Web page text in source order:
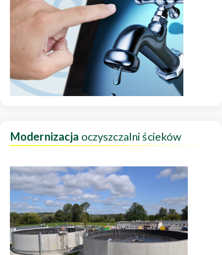
Modernizacja oczyszczalni ścieków